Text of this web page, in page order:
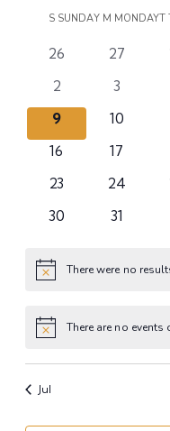
date.
of
Events
S SUNDAY M MONDAYT
0
26
0
27
0
events
2
0
3
0
events
9
0
10
0
16
0
17
0
23
0
24
0
30
0
31
Notice There were no
Notice There are no events
Jul